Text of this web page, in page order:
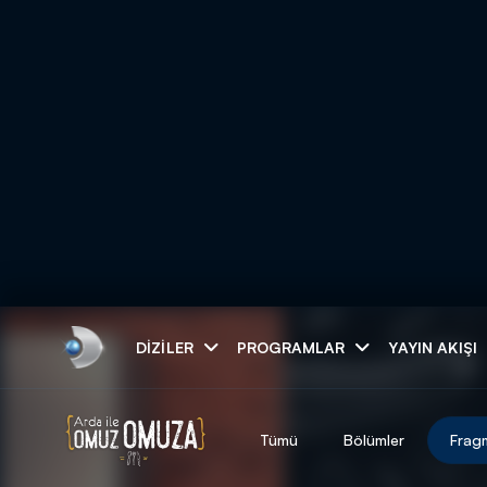
DIZILER PROGRAMLAR YAYIN AKIŞI
ARAMA
Tümü Bölümler